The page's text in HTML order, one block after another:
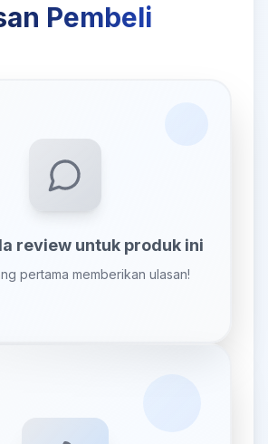
Pembeli
review untuk produk ini
pertama memberikan ulasan!